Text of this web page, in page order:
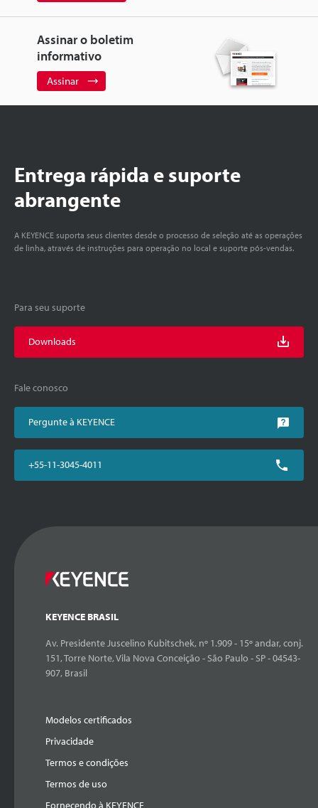
Assinar o boletim
informativo
Assinar
Entrega rápida e suporte
abrangente
A KEYENCE suporta seus clientes desde o processo de seleção até as operações
de linha, através de instruções para operação no local e suporte pós-vendas.
Para seu suporte
Downloads
Fale conosco
Pergunte à KEYENCE
+55-11-3045-4011
KEYENCE BRASIL
Av. Presidente Juscelino Kubitschek, nº 1.909 - 15º andar, conj.
151, Torre Norte, Vila Nova Conceição - São Paulo - SP - 04543-
907, Brasil
Modelos certificados
Privacidade
Termos e condições
Termos de uso
Fornecendo à KEYENCE